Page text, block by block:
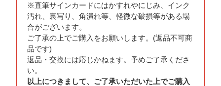
※直筆サインカードにはかすれやにじみ、インク
汚れ、裏写り、角潰れ等、軽微な破損等がある場
合がございます。
ご了承の上でご購入をお願いします。(返品不可商
品です)
返品・交換には応じかねます。予めご了承くださ
い。
以上につきまして、ご了承いただいた上でご購入